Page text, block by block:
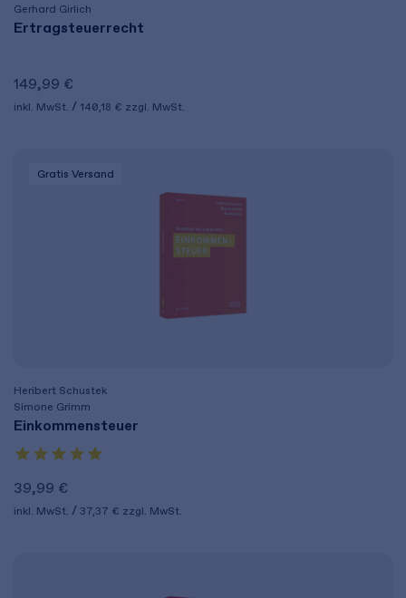
Gerhard Girlich
Ertragsteuerrecht
149,99 €
inkl. MwSt. 140,18 € zzgl. MwSt.
Gratis Versand
Heribert Schustek
Simone Grimm
Einkommensteuer
39,99 €
inkl. MwSt. 37,37 € zzgl. MwSt.